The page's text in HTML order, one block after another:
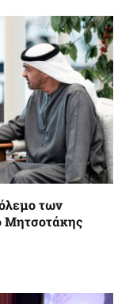
των
Μητσοτάκης